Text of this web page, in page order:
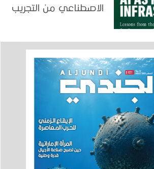
الاصطناعي من التجريب